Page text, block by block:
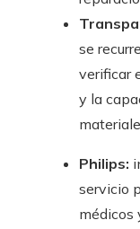
se
verificar
y la
Philips:
servicio
médicos